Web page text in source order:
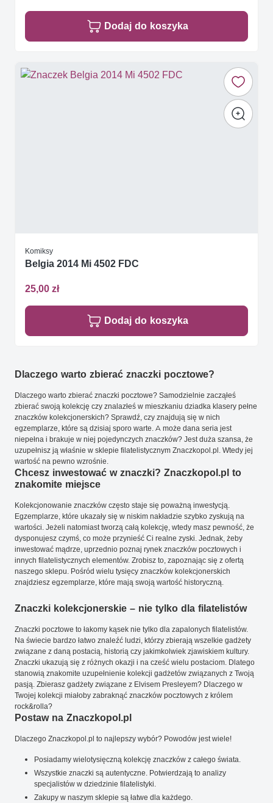
Dodaj do koszyka
Komiksy
Belgia 2014 Mi 4502 FDC
25,00 zł
Dodaj do koszyka
Dlaczego warto zbierać znaczki pocztowe?
Dlaczego warto zbierać znaczki pocztowe? Samodzielnie zacząłeś
zbierać swoją kolekcję czy znalazłeś w mieszkaniu dziadka klasery pełne
znaczków kolekcjonerskich? Sprawdź, czy znajdują się w nich
egzemplarze, które są dzisiaj sporo warte. A może dana seria jest
niepełna i brakuje w niej pojedynczych znaczków? Jest duża szansa, że
uzupełnisz ją właśnie w sklepie filatelistycznym Znaczkopol.pl. Wtedy jej
wartość na pewno wzrośnie.
Chcesz inwestować w znaczki? Znaczkopol.pl to
znakomite miejsce
Kolekcjonowanie znaczków często staje się poważną inwestycją.
Egzemplarze, które ukazały się w niskim nakładzie szybko zyskują na
wartości. Jeżeli natomiast tworzą całą kolekcję, wtedy masz pewność, że
dysponujesz czymś, co może przynieść Ci realne zyski. Jednak, żeby
inwestować mądrze, uprzednio poznaj rynek znaczków pocztowych i
innych filatelistycznych elementów. Zrobisz to, zapoznając się z ofertą
naszego sklepu. Pośród wielu tysięcy znaczków kolekcjonerskich
znajdziesz egzemplarze, które mają swoją wartość historyczną.
Znaczki kolekcjonerskie – nie tylko dla filatelistów
Znaczki pocztowe to łakomy kąsek nie tylko dla zapalonych filatelistów.
Na świecie bardzo łatwo znaleźć ludzi, którzy zbierają wszelkie gadżety
związane z daną postacią, historią czy jakimkolwiek zjawiskiem kultury.
Znaczki ukazują się z różnych okazji i na cześć wielu postaciom. Dlatego
stanowią znakomite uzupełnienie kolekcji gadżetów związanych z Twoją
pasją. Zbierasz gadżety związane z Elvisem Presleyem? Dlaczego w
Twojej kolekcji miałoby zabraknąć znaczków pocztowych z królem
rock&rolla?
Postaw na Znaczkopol.pl
Dlaczego Znaczkopol.pl to najlepszy wybór? Powodów jest wiele!
Posiadamy wielotysięczną kolekcję znaczków z całego świata.
Wszystkie znaczki są autentyczne. Potwierdzają to analizy
specjalistów w dziedzinie filatelistyki.
Zakupy w naszym sklepie są łatwe dla każdego.